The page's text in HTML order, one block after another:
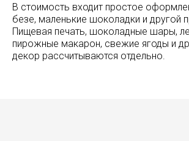
В стоимость входит простое
безе, маленькие шоколадки и другой
Пищевая печать, шоколадные шары,
пирожные макарон, свежие ягоды и
декор рассчитываются отдельно.